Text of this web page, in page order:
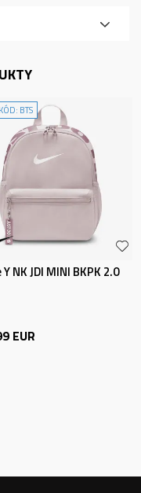
BTS
NK JDI MINI BKPK 2.0
EUR